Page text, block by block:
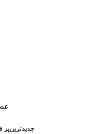
جدیدترینپر